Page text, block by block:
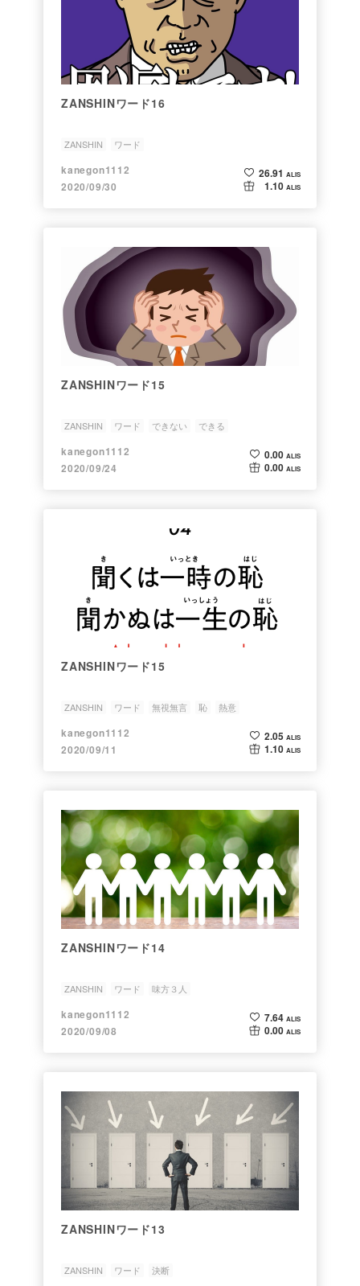
ZANSHINワード16
ZANSHIN ワード
kanegon1112
2020/09/30
26.91 ALIS
1.10 ALIS
ZANSHINワード15
ZANSHIN ワード できない できる
kanegon1112
2020/09/24
0.00 ALIS
0.00 ALIS
ZANSHINワード15
ZANSHIN ワード 無視無言 恥 熱意
kanegon1112
2020/09/11
2.05 ALIS
1.10 ALIS
ZANSHINワード14
ZANSHIN ワード 味方３人
kanegon1112
2020/09/08
7.64 ALIS
0.00 ALIS
ZANSHINワード13
ZANSHIN ワード 決断